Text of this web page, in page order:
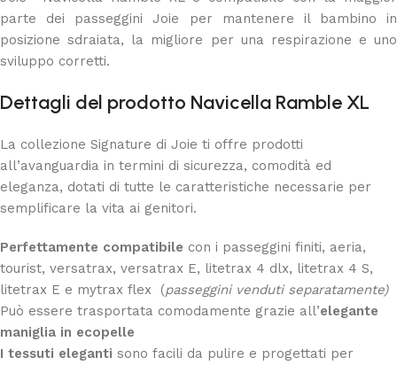
parte dei passeggini Joie per mantenere il bambino in
posizione sdraiata, la migliore per una respirazione e uno
sviluppo corretti.
Dettagli del prodotto Navicella Ramble XL
La collezione Signature di Joie ti offre prodotti
all’avanguardia in termini di sicurezza, comodità ed
eleganza, dotati di tutte le caratteristiche necessarie per
semplificare la vita ai genitori.
Perfettamente compatibile con i passeggini finiti, aeria,
tourist, versatrax, versatrax E, litetrax 4 dlx, litetrax 4 S,
litetrax E e mytrax flex (passeggini venduti separatamente)
Può essere trasportata comodamente grazie all’elegante
maniglia in ecopelle
I tessuti eleganti sono facili da pulire e progettati per